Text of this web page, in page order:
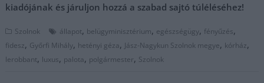
kiadójának és járuljon hozzá a szabad sajtó túléléséhez!
Szolnok állapot, belügyminisztérium, egészségügy, fényűzés,
fidesz, Győrfi Mihály, hetényi géza, Jász-Nagykun Szolnok megye, kórház,
lerobbant, luxus, palota, polgármester, Szolnok